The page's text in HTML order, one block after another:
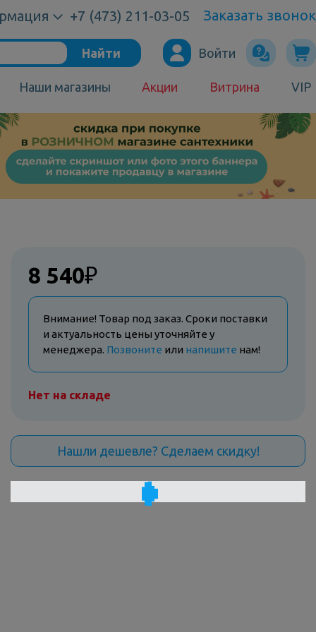
+7 (473) 211-03-05 Заказать звонок
Найти
Наши магазины Акции Витрина VIP
Войти
8 540₽
Внимание! Товар под заказ. Сроки поставки
и актуальность цены уточняйте у
менеджера. Позвоните или напишите нам!
Нет на складе
Нашли дешевле? Сделаем скидку!